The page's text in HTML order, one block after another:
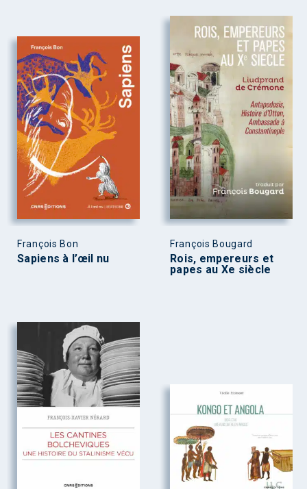
François Bon
Sapiens à l’œil nu
François Bougard
Rois, empereurs et
papes au Xe siècle